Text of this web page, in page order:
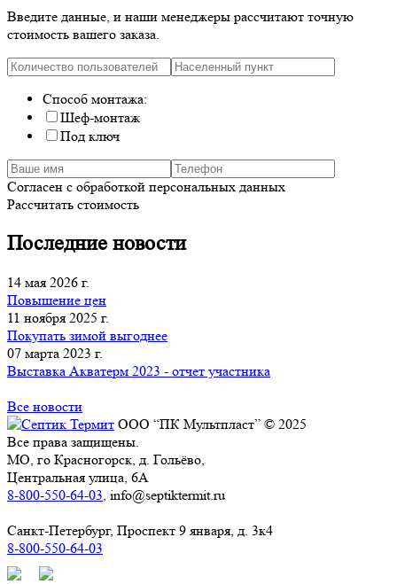
Введите данные, и наши менеджеры рассчитают точную
стоимость вашего заказа.
Способ монтажа:
Шеф-монтаж
Под ключ
Согласен с обработкой персональных данных
Рассчитать стоимость
Последние новости
14 мая 2026 г.
Повышение цен
11 ноября 2025 г.
Покупать зимой выгоднее
07 марта 2023 г.
Выставка Акватерм 2023 - отчет участника
Все новости
ООО “ПК Мультпласт” © 2025
Все права защищены.
МО, го Красногорск, д. Гольёво,
Центральная улица, 6А
8-800-550-64-03, info@septiktermit.ru
Санкт-Петербург, Проспект 9 января, д. 3к4
8-800-550-64-03